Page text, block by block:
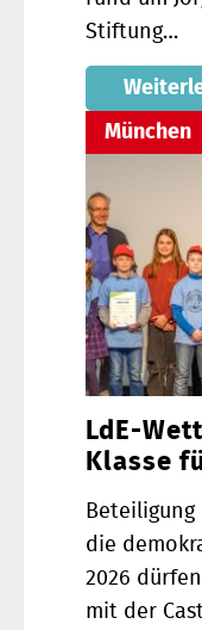
Stiftung…
München
LdE-
Klasse
die
2026
mit der